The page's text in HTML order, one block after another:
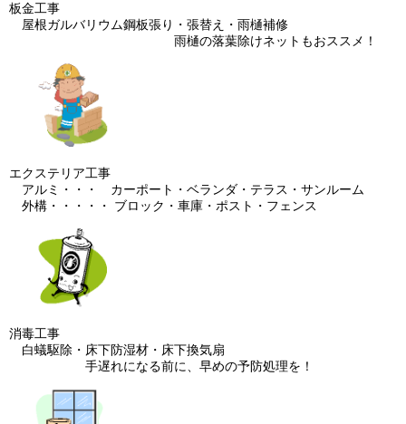
板金工事
屋根ガルバリウム鋼板張り・張替え・雨樋補修
雨樋の落葉除けネットもおススメ！
エクステリア工事
アルミ・・・ カーポート・ベランダ・テラス・サンルーム
外構・・・・・ ブロック・車庫・ポスト・フェンス
消毒工事
白蟻駆除・床下防湿材・床下換気扇
手遅れになる前に、早めの予防処理を！